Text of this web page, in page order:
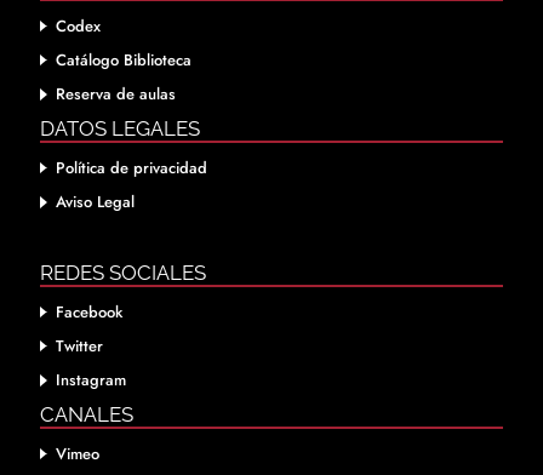
Codex
Catálogo Biblioteca
Reserva de aulas
DATOS LEGALES
Política de privacidad
Aviso Legal
REDES SOCIALES
Facebook
Twitter
Instagram
CANALES
Vimeo